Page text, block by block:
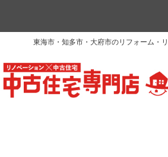
東海市・知多市・大府市のリフォーム・